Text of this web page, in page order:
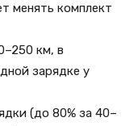
менять комплект
км, в
зарядке у
(до 80% за 40–